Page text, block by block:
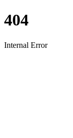
404
Internal Error